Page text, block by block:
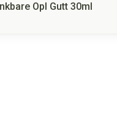
Opl Gutt 30ml